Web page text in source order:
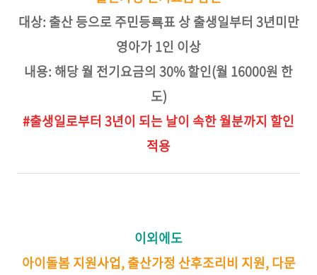
대상: 출산 등으로 주민등룍표 상 출생일부터 3년미만
영아가 1인 이상
내용: 해당 월 전기요금의 30% 할인(월 16000원 한
도)
#출생일로부터 3년이 되는 날이 속한 월분까지 할인
적용
이외에도
아이돌봄 지원사업, 출산가정 산후조리비 지원, 다문